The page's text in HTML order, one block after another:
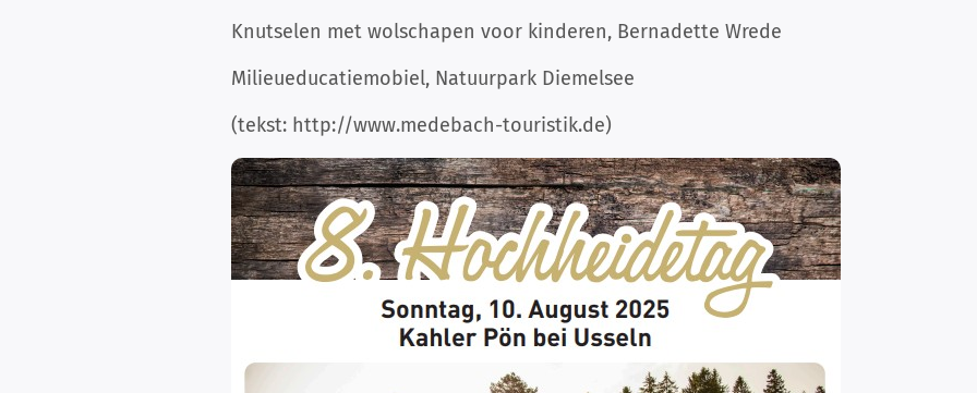
Knutselen met wolschapen voor kinderen, Bernadette Wrede
Milieueducatiemobiel, Natuurpark Diemelsee
(tekst: http://www.medebach-touristik.de)